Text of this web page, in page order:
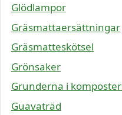
Glödlampor
Gräsmattaersättningar
Gräsmatteskötsel
Grönsaker
Grunderna i
Guavaträd